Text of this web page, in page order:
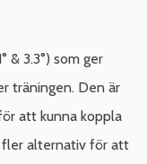
& 3.3°) som ger
träningen. Den är
att kunna koppla
fler alternativ för att